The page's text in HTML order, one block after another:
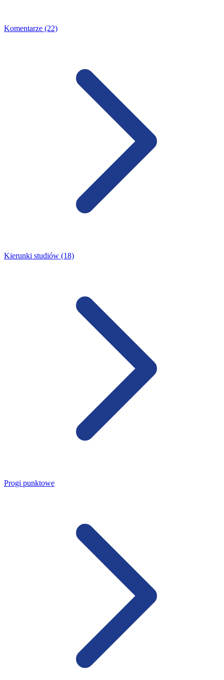
Komentarze (22)
Kierunki studiów (18)
Progi punktowe